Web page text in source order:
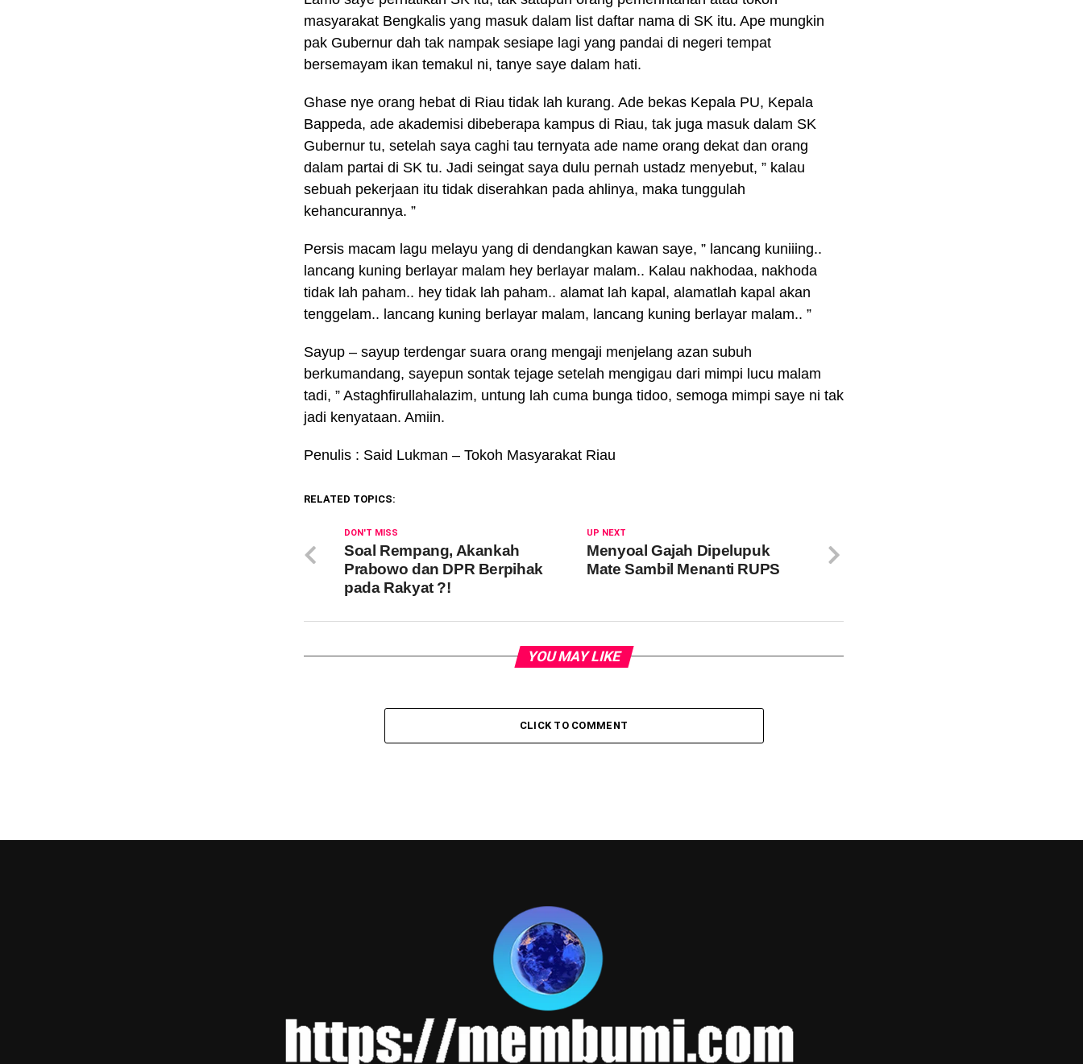
masyarakat Bengkalis yang masuk dalam list daftar nama di SK itu. Ape mungkin
pak Gubernur dah tak nampak sesiape lagi yang pandai di negeri tempat
bersemayam ikan temakul ni, tanye saye dalam hati.
Ghase nye orang hebat di Riau tidak lah kurang. Ade bekas Kepala PU, Kepala
Bappeda, ade akademisi dibeberapa kampus di Riau, tak juga masuk dalam SK
Gubernur tu, setelah saya caghi tau ternyata ade name orang dekat dan orang
dalam partai di SK tu. Jadi seingat saya dulu pernah ustadz menyebut, ” kalau
sebuah pekerjaan itu tidak diserahkan pada ahlinya, maka tunggulah
kehancurannya. ”
Persis macam lagu melayu yang di dendangkan kawan saye, ” lancang kuniiing..
lancang kuning berlayar malam hey berlayar malam.. Kalau nakhodaa, nakhoda
tidak lah paham.. hey tidak lah paham.. alamat lah kapal, alamatlah kapal akan
tenggelam.. lancang kuning berlayar malam, lancang kuning berlayar malam.. ”
Sayup – sayup terdengar suara orang mengaji menjelang azan subuh
berkumandang, sayepun sontak tejage setelah mengigau dari mimpi lucu malam
tadi, ” Astaghfirullahalazim, untung lah cuma bunga tidoo, semoga mimpi saye ni tak
jadi kenyataan. Amiin.
Penulis : Said Lukman – Tokoh Masyarakat Riau
RELATED TOPICS:
UP NEXT
Menyoal Gajah Dipelupuk
Mate Sambil Menanti RUPS
DON'T MISS
Soal Rempang, Akankah
Prabowo dan DPR Berpihak
pada Rakyat ?!
YOU MAY LIKE
CLICK TO COMMENT